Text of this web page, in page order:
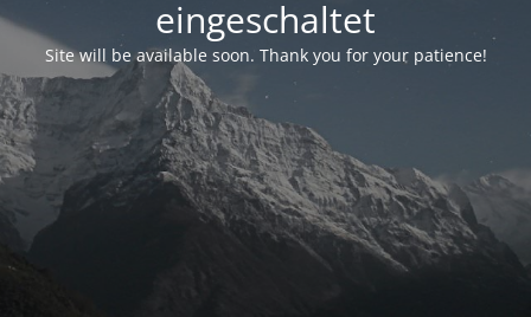
eingeschaltet
Site will be available soon. Thank you for your patience!